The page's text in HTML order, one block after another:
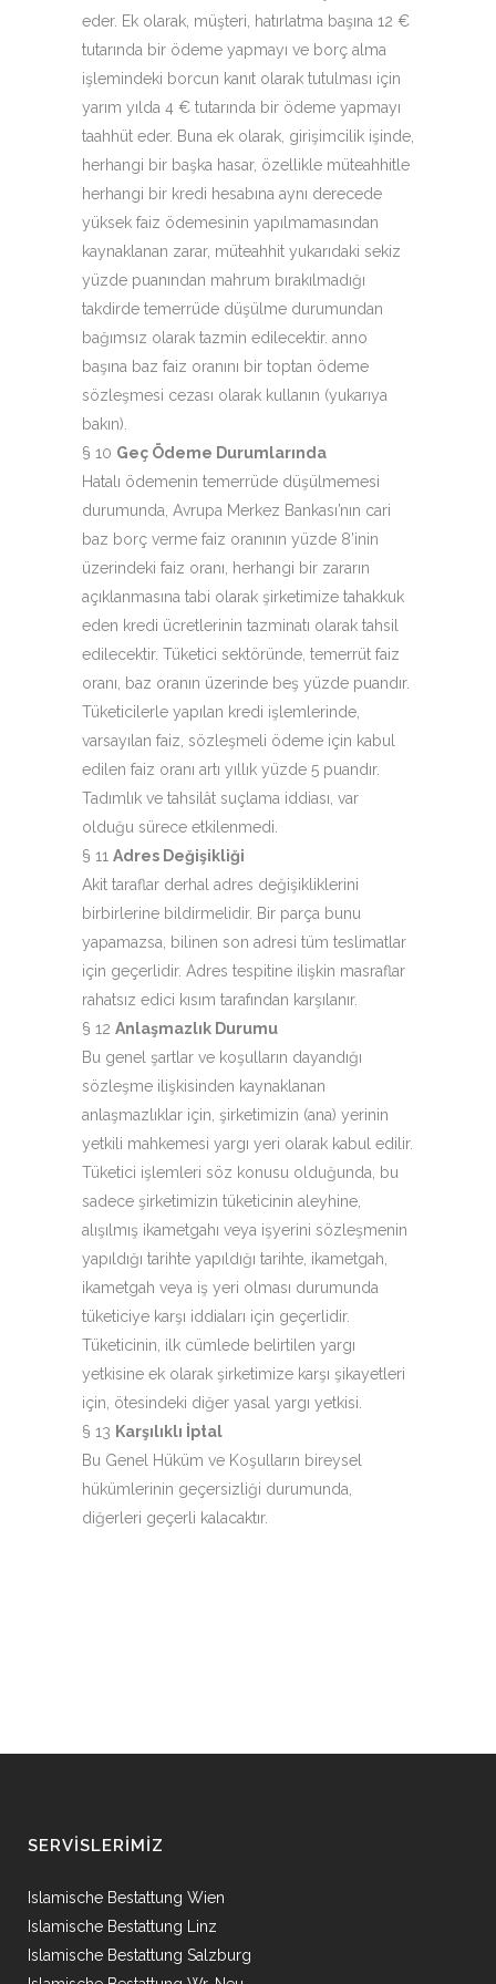
eder. Ek olarak, müşteri, hatırlatma başına 12 €
tutarında bir ödeme yapmayı ve borç alma
işlemindeki borcun kanıt olarak tutulması için
yarım yılda 4 € tutarında bir ödeme yapmayı
taahhüt eder. Buna ek olarak, girişimcilik işinde,
herhangi bir başka hasar, özellikle müteahhitle
herhangi bir kredi hesabına aynı derecede
yüksek faiz ödemesinin yapılmamasından
kaynaklanan zarar, müteahhit yukarıdaki sekiz
yüzde puanından mahrum bırakılmadığı
takdirde temerrüde düşülme durumundan
bağımsız olarak tazmin edilecektir. anno
başına baz faiz oranını bir toptan ödeme
sözleşmesi cezası olarak kullanın (yukarıya
bakın).
§ 10 Geç Ödeme Durumlarında
Hatalı ödemenin temerrüde düşülmemesi
durumunda, Avrupa Merkez Bankası’nın cari
baz borç verme faiz oranının yüzde 8’inin
üzerindeki faiz oranı, herhangi bir zararın
açıklanmasına tabi olarak şirketimize tahakkuk
eden kredi ücretlerinin tazminatı olarak tahsil
edilecektir. Tüketici sektöründe, temerrüt faiz
oranı, baz oranın üzerinde beş yüzde puandır.
Tüketicilerle yapılan kredi işlemlerinde,
varsayılan faiz, sözleşmeli ödeme için kabul
edilen faiz oranı artı yıllık yüzde 5 puandır.
Tadımlık ve tahsilât suçlama iddiası, var
olduğu sürece etkilenmedi.
§ 11 Adres Değişikliği
Akit taraflar derhal adres değişikliklerini
birbirlerine bildirmelidir. Bir parça bunu
yapamazsa, bilinen son adresi tüm teslimatlar
için geçerlidir. Adres tespitine ilişkin masraflar
rahatsız edici kısım tarafından karşılanır.
§ 12 Anlaşmazlık Durumu
Bu genel şartlar ve koşulların dayandığı
sözleşme ilişkisinden kaynaklanan
anlaşmazlıklar için, şirketimizin (ana) yerinin
yetkili mahkemesi yargı yeri olarak kabul edilir.
Tüketici işlemleri söz konusu olduğunda, bu
sadece şirketimizin tüketicinin aleyhine,
alışılmış ikametgahı veya işyerini sözleşmenin
yapıldığı tarihte yapıldığı tarihte, ikametgah,
ikametgah veya iş yeri olması durumunda
tüketiciye karşı iddiaları için geçerlidir.
Tüketicinin, ilk cümlede belirtilen yargı
yetkisine ek olarak şirketimize karşı şikayetleri
için, ötesindeki diğer yasal yargı yetkisi.
§ 13 Karşılıklı İptal
Bu Genel Hüküm ve Koşulların bireysel
hükümlerinin geçersizliği durumunda,
diğerleri geçerli kalacaktır.
SERVISLERIMIZ
Islamische Bestattung Wien
Islamische Bestattung Linz
Islamische Bestattung Salzburg